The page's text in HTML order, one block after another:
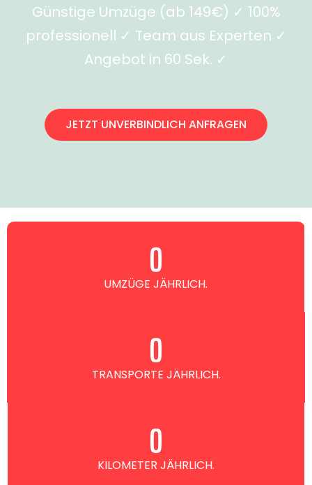
Günstige Umzüge (ab 149€) ✓ 100%
professionell ✓ Team aus Experten ✓
Angebot in 60 Sek. ✓
JETZT UNVERBINDLICH ANFRAGEN
UMZÜGE JÄHRLICH.
0
TRANSPORTE JÄHRLICH.
0
KILOMETER JÄHRLICH.
0